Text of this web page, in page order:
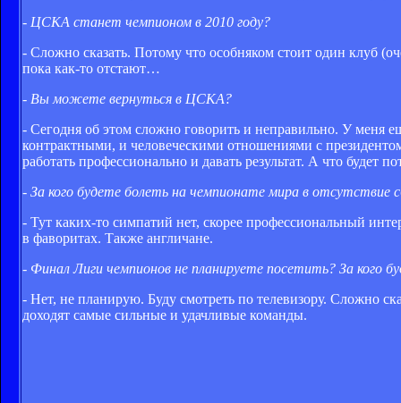
- ЦСКА станет чемпионом в 2010 году?
- Сложно сказать. Потому что особняком стоит один
пока как-то отстают…
- Вы можете вернуться в ЦСКА?
- Сегодня об этом сложно говорить и неправильно. У меня
контрактными, и человеческими отношениями с
работать профессионально и давать результат. А что будет
- За кого будете болеть на чемпионате мира в отсутствие
- Тут каких-то симпатий нет, скорее профессиональный
в фаворитах. Также англичане.
- Финал Лиги чемпионов не планируете посетить? За кого
- Нет, не планирую. Буду смотреть по телевизору. Сложно
доходят самые сильные и удачливые команды.